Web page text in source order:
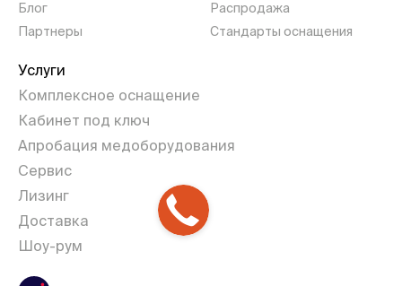
Блог
Партнеры
Распродажа
Стандарты оснащения
Услуги
Комплексное оснащение
Кабинет под ключ
Апробация медоборудования
Сервис
Лизинг
Доставка
Шоу-рум